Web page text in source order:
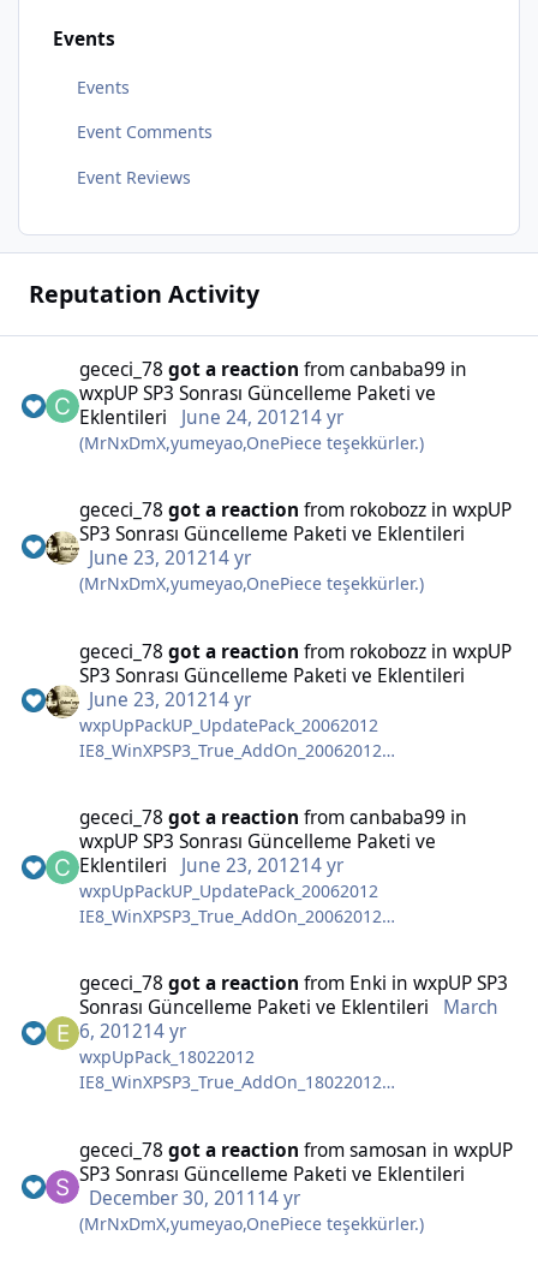
Events
Events
Event Comments
Event Reviews
Reputation Activity
gececi_78 got a reaction fromcanbaba99 in
wxpUP SP3 Sonrası Güncelleme Paketi ve
Eklentileri
June 24, 201214 yr
(MrNxDmX,yumeyao,OnePiece teşekkürler.)
gececi_78 got a reaction from rokobozz inwxpUP
SP3 Sonrası Güncelleme Paketi ve Eklentileri
June 23, 201214 yr
(MrNxDmX,yumeyao,OnePiece teşekkürler.)
gececi_78 got a reaction from rokobozz inwxpUP
SP3 Sonrası Güncelleme Paketi ve Eklentileri
June 23, 201214 yr
wxpUpPackUP_UpdatePack_20062012
IE8_WinXPSP3_True_AddOn_20062012
Paketlerini güncelledim...
gececi_78 got a reaction fromcanbaba99 in
wxpUP SP3 Sonrası Güncelleme Paketi ve
Eklentileri
June 23, 201214 yr
wxpUpPackUP_UpdatePack_20062012
IE8_WinXPSP3_True_AddOn_20062012
Paketlerini güncelledim...
gececi_78 got a reaction from Enki inwxpUP SP3
Sonrası Güncelleme Paketi ve Eklentileri
March
6, 201214 yr
wxpUpPack_18022012
IE8_WinXPSP3_True_AddOn_18022012
Paketlerini güncelledim ..
Çalışmayan linkleri düzelttim.. Vakti boş olan
arkadaşlar alternatif link verebilirse güzel olur diye
düşünüyorum..
gececi_78 got a reaction fromsamosan inwxpUP
SP3 Sonrası Güncelleme Paketi ve Eklentileri
December 30, 201114 yr
(MrNxDmX,yumeyao,OnePiece teşekkürler.)